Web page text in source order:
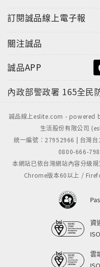
訂閱誠品線上電子報
關注誠品
誠品APP
內政部警政署 165全民
誠品線上eslite.com - powered
生活股份有限公司
統一編號：27952966 | 台灣台
0800-666-
本網站已依台灣網站內容分級
Chrome版本60以上 /
資
雲